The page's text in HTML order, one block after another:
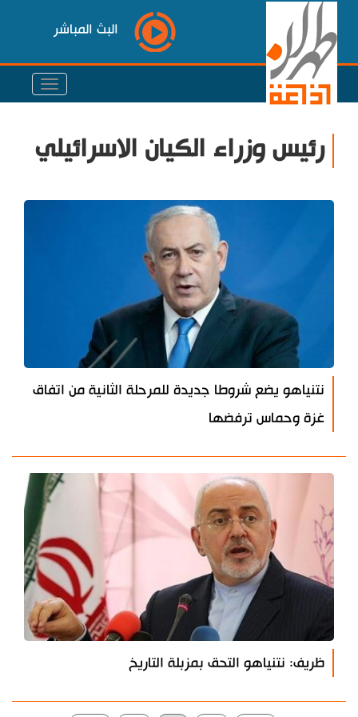
البث المباشر
رئيس وزراء الكيان الاسرائيلي
نتنياهو يضع شروطا جديدة للمرحلة الثانية من اتفاق
غزة وحماس ترفضها
ظريف: نتنياهو التحق بمزبلة التاريخ